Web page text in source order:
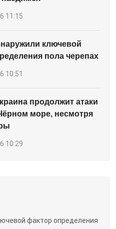
11:15
ключевой
пола черепах
10:51
продолжит атаки
море, несмотря
10:29
фактор определения